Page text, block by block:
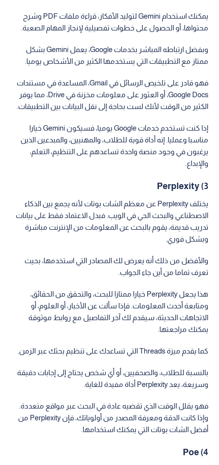
يمكنك استخدام Gemini لتوليد الأفكار، قراءة ملفات PDF وشرح
محتواها، أو الحصول على خطوات تفصيلية لإنجاز المهام الصعبة.
وبفضل ارتباطه المباشر بخدمات Google، يعمل Gemini بشكل
ممتاز مع التطبيقات التي يستخدمها الكثير من الأشخاص يوميا.
فهو قادر على تلخيص الرسائل في Gmail، المساعدة في مستندات
Google Docs، أو العثور على معلومات مخزنة في Drive، مما يوفر
الكثير من الوقت لأنك لست بحاجة إلى نقل البيانات بين التطبيقات.
إذا كنت تستخدم خدمات Google يوميا، فسيكون Gemini خيارا
مناسبا وعمليا. إنه أداة قوية للطلاب، والمهنيين، والمبدعين الذين
يرغبون في وجود منصة واحدة تساعدهم على التنظيم، التعلم،
والإبداع.
3) Perplexity
يختلف Perplexity عن معظم الشات بوتات لأنه يجمع بين الذكاء
الاصطناعي والبحث الحي في الويب. فبدل الاعتماد فقط على بيانات
تدريب قديمة، يقوم بالبحث عن المعلومات من الإنترنت مباشرة
وبشكل فوري.
والأفضل من ذلك أنه يعرض لك المصادر التي استخدمها، بحيث
تعرف تماما من أين جاء الجواب.
هذا يجعل Perplexity خيارا ممتازا للبحث، والتحقق من الحقائق،
ومتابعة أحدث المعلومات. فإذا سألت عن الأخبار، أو العلوم، أو
الاتجاهات الحديثة، سيقدم لك آخر التفاصيل مع روابط موثوقة
يمكنك مراجعتها.
كما يقدم ميزة Threads التي تساعدك على تنظيم بحثك عبر الزمن.
بالنسبة للطلاب، والصحفيين، أو أي شخص يحتاج إلى إجابات دقيقة
وسريعة، يعد Perplexity أداة مفيدة للغاية.
فهو يقلل الوقت الذي تقضيه عادة في البحث عبر مواقع متعددة.
وإذا كانت الدقة ومعرفة المصدر من أولوياتك، فإن Perplexity من
أفضل الشات بوتات التي يمكنك استخدامها.
4) Poe